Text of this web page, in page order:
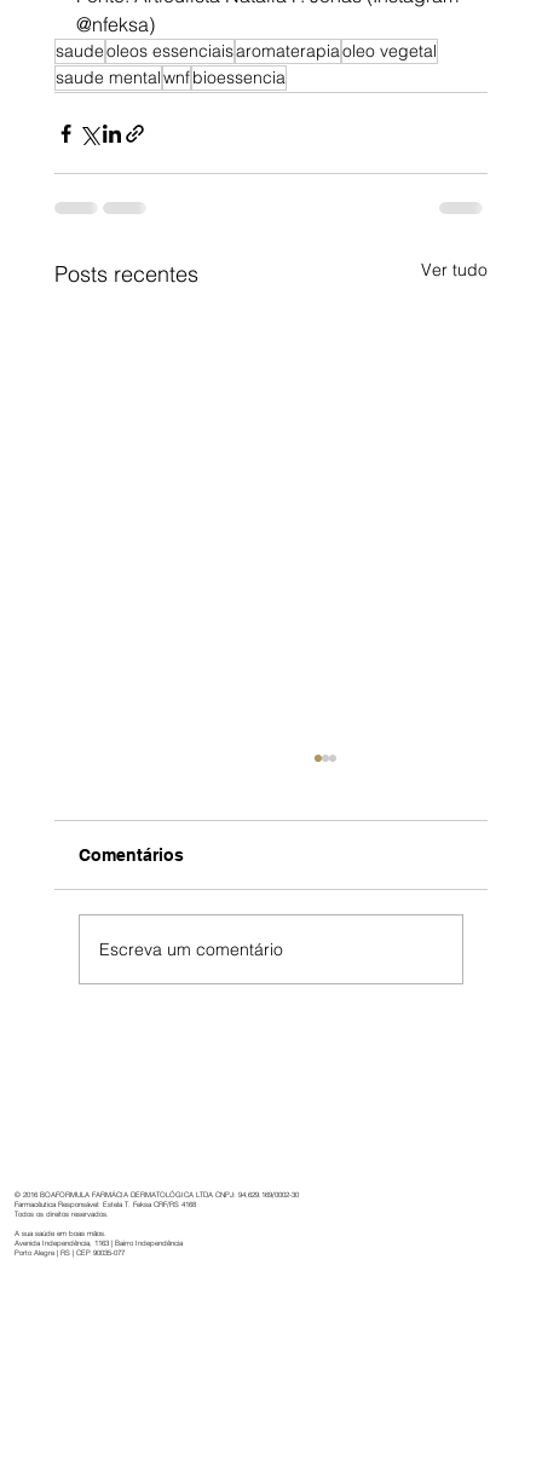
@nfeksa)
saudeoleos essenciaisaromaterapiaoleo vegetal
saude mentalwnfbioessencia
Posts recentes Ver tudo
Comentários
Escreva um comentário
© 2016 BOAFORMULA FARMÁCIA DERMATOLÓGICA LTDA CNPJ: 94.629.169/0002-30
Farmacêutica Responsável: Estela T. Feksa CRF/RS 4168
Todos os direitos reservados.
A sua saúde em boas mãos.
Avenida Independência, 1163 | Bairro Independência
Porto Alegre | RS | CEP 90035-077